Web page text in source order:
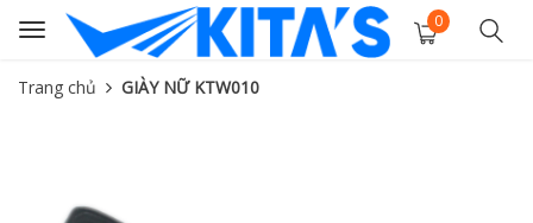
Toggle
navigation
0
Trang chủ GIÀY NỮ KTW010